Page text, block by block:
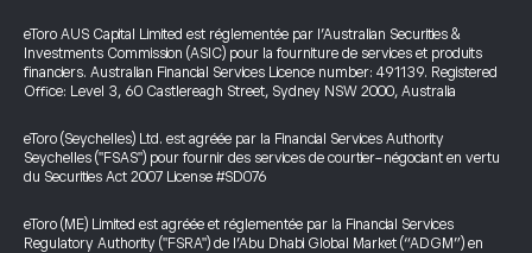
eToro AUS Capital Limited est réglementée par l’Australian Securities &
Investments Commission (ASIC) pour la fourniture de services et produits
financiers. Australian Financial Services Licence number: 491139. Registered
Office: Level 3, 60 Castlereagh Street, Sydney NSW 2000, Australia
eToro (Seychelles) Ltd. est agréée par la Financial Services Authority
Seychelles ("FSAS") pour fournir des services de courtier-négociant en vertu
du Securities Act 2007 License #SD076
eToro (ME) Limited est agréée et réglementée par la Financial Services
Regulatory Authority ("FSRA") de l’Abu Dhabi Global Market (“ADGM”) en